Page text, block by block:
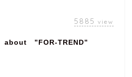
5885 view
about ”FOR-TREND”